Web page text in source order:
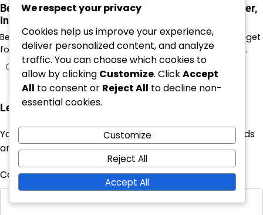
Beniamino Vignola: Tidlig karriere, Klubbprestasjoner,
Internasjonal arv
Beniamino Vignolas tidlige karriere innen fotball la grunnlaget
for hans bemerkelsesverdige prestasjoner, og viste hans…
Leave a Reply
Your email address will not be published.
Required fields
are marked*
Comment*
We respect your privacy
Cookies help us improve your experience,
deliver personalized content, and analyze
traffic. You can choose which cookies to
allow by clicking Customize. ClickAccept
All to consent or Reject All to decline non-
essential cookies.
Customize
Reject All
Accept All